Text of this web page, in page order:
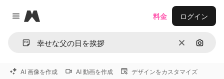
Close menu
Magnific
消去 画像で
料金 ログイン
AI 画像を作成 AI 動画を作成 デザインをカスタマイズ